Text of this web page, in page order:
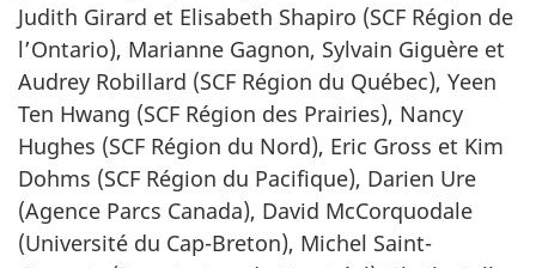
Judith Girard et Elisabeth Shapiro (SCF Région de
l’Ontario), Marianne Gagnon, Sylvain Giguère et
Audrey Robillard (SCF Région du Québec), Yeen
Ten Hwang (SCF Région des Prairies), Nancy
Hughes (SCF Région du Nord), Eric Gross et Kim
Dohms (SCF Région du Pacifique), Darien Ure
(Agence Parcs Canada), David McCorquodale
(Université du Cap-Breton), Michel Saint-